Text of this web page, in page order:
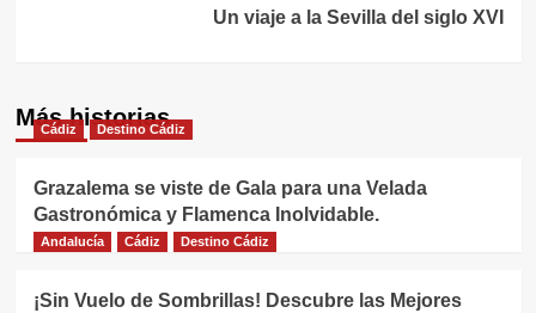
Un viaje a la Sevilla del siglo XVI
Más historias
Cádiz Destino Cádiz
Grazalema se viste de Gala para una Velada
Gastronómica y Flamenca Inolvidable.
Andalucía Cádiz Destino Cádiz
¡Sin Vuelo de Sombrillas! Descubre las Mejores